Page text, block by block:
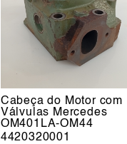
Cabeça do Motor com
Válvulas Mercedes
OM401LA-OM44
4420320001